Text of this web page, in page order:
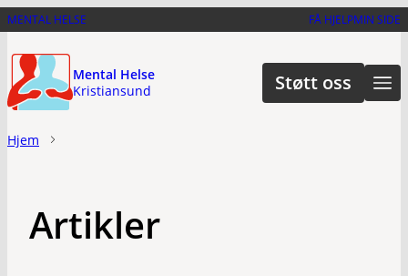
Hopp
hovedinnhold
MENTAL HELSE FÅ HJELPMIN SIDE
Mental Helse
Kristiansund
Støtt oss
Hjem
Artikler